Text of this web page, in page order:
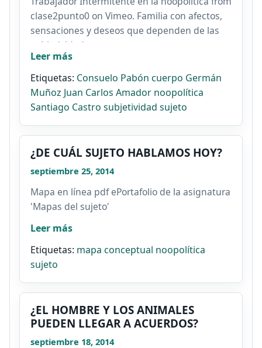
clase2punto0 on Vimeo. Familia con afectos,
sensaciones y deseos que dependen de las
subjetividades...
Leer más
Etiquetas: Consuelo Pabón cuerpo Germán
Muñoz Juan Carlos Amador noopolítica
Santiago Castro subjetividad sujeto
¿DE CUÁL SUJETO HABLAMOS HOY?
septiembre 25, 2014
Mapa en línea pdf ePortafolio de la asignatura
'Mapas del sujeto'
Leer más
Etiquetas: mapa conceptual noopolítica
sujeto
¿EL HOMBRE Y LOS ANIMALES
PUEDEN LLEGAR A ACUERDOS?
septiembre 18, 2014